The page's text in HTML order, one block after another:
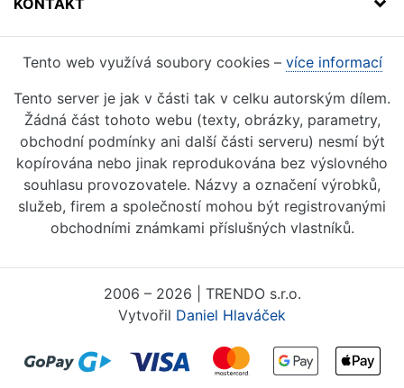
KONTAKT
Tento web využívá soubory cookies – více informací
Tento server je jak v části tak v celku autorským dílem.
Žádná část tohoto webu (texty, obrázky, parametry,
obchodní podmínky ani další části serveru) nesmí být
kopírována nebo jinak reprodukována bez výslovného
souhlasu provozovatele. Názvy a označení výrobků,
služeb, firem a společností mohou být registrovanými
obchodními známkami příslušných vlastníků.
2006 – 2026 | TRENDO s.r.o.
Vytvořil Daniel Hlaváček